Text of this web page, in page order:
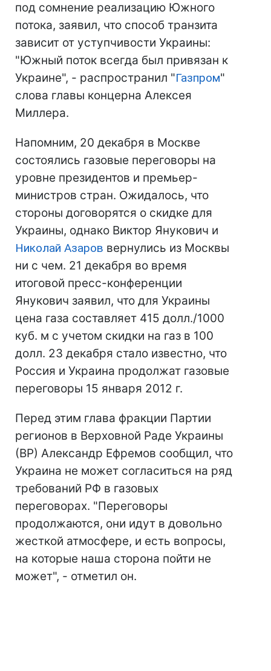
под сомнение реализацию Южного
потока, заявил, что способ транзита
зависит от уступчивости Украины:
"Южный поток всегда был привязан к
Украине", - распространил "Газпром"
слова главы концерна Алексея
Миллера.
Напомним, 20 декабря в Москве
состоялись газовые переговоры на
уровне президентов и премьер-
министров стран. Ожидалось, что
стороны договорятся о скидке для
Украины, однако Виктор Янукович и
Николай Азаров вернулись из Москвы
ни с чем. 21 декабря во время
итоговой пресс-конференции
Янукович заявил, что для Украины
цена газа составляет 415 долл./1000
куб. м с учетом скидки на газ в 100
долл. 23 декабря стало известно, что
Россия и Украина продолжат газовые
переговоры 15 января 2012 г.
Перед этим глава фракции Партии
регионов в Верховной Раде Украины
(ВР) Александр Ефремов сообщил, что
Украина не может согласиться на ряд
требований РФ в газовых
переговорах. "Переговоры
продолжаются, они идут в довольно
жесткой атмосфере, и есть вопросы,
на которые наша сторона пойти не
может", - отметил он.